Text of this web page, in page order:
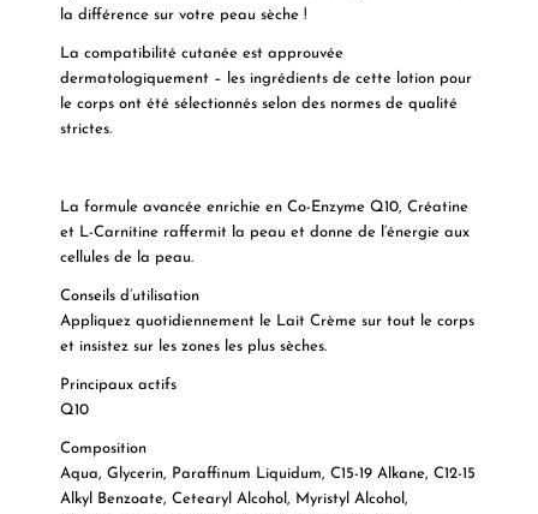
la différence sur votre peau sèche !
La compatibilité cutanée est approuvée
dermatologiquement – les ingrédients de cette lotion pour
le corps ont été sélectionnés selon des normes de qualité
strictes.
La formule avancée enrichie en Co-Enzyme Q10, Créatine
et L-Carnitine raffermit la peau et donne de l’énergie aux
cellules de la peau.
Conseils d’utilisation
Appliquez quotidiennement le Lait Crème sur tout le corps
et insistez sur les zones les plus sèches.
Principaux actifs
Q10
Composition
Aqua, Glycerin, Paraffinum Liquidum, C15-19 Alkane, C12-15
Alkyl Benzoate, Cetearyl Alcohol, Myristyl Alcohol,